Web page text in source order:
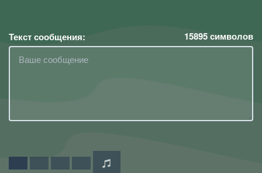
Текст сообщения: 15895символов